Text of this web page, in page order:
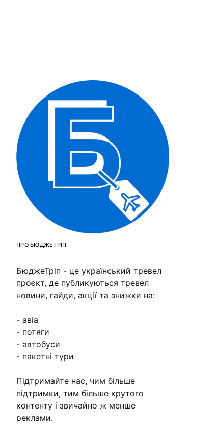
ПРО БЮДЖЕТРІП
БюджеТріп - це український тревел
проєкт, де публикуються тревел
новини, гайди, акції та знижки на:
- авіа
- потяги
- автобуси
- пакетні тури
Підтримайте нас, чим більше
підтримки, тим більше крутого
контенту і звичайно ж менше
реклами.